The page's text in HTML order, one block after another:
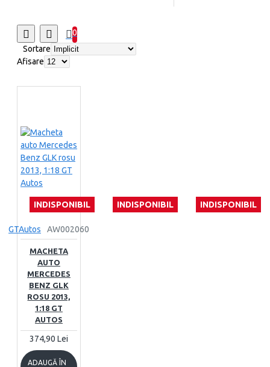
0
Sortare
Afisare
INDISPONIBIL INDISPONIBIL INDISPONIBIL
GTAutos AW002060
MACHETA
AUTO
MERCEDES
BENZ GLK
ROSU 2013,
1:18 GT
AUTOS
374,90 Lei
ADAUGĂ ÎN